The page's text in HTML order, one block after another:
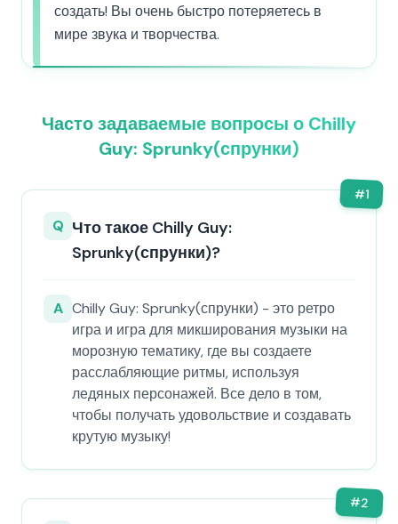
создать! Вы очень быстро потеряетесь в
мире звука и творчества.
Часто задаваемые вопросы о Chilly
Guy: Sprunky(спрунки)
#1
Q Что такое Chilly Guy:
Sprunky(спрунки)?
A Chilly Guy: Sprunky(спрунки) - это ретро
игра и игра для микширования музыки на
морозную тематику, где вы создаете
расслабляющие ритмы, используя
ледяных персонажей. Все дело в том,
чтобы получать удовольствие и создавать
крутую музыку!
#2